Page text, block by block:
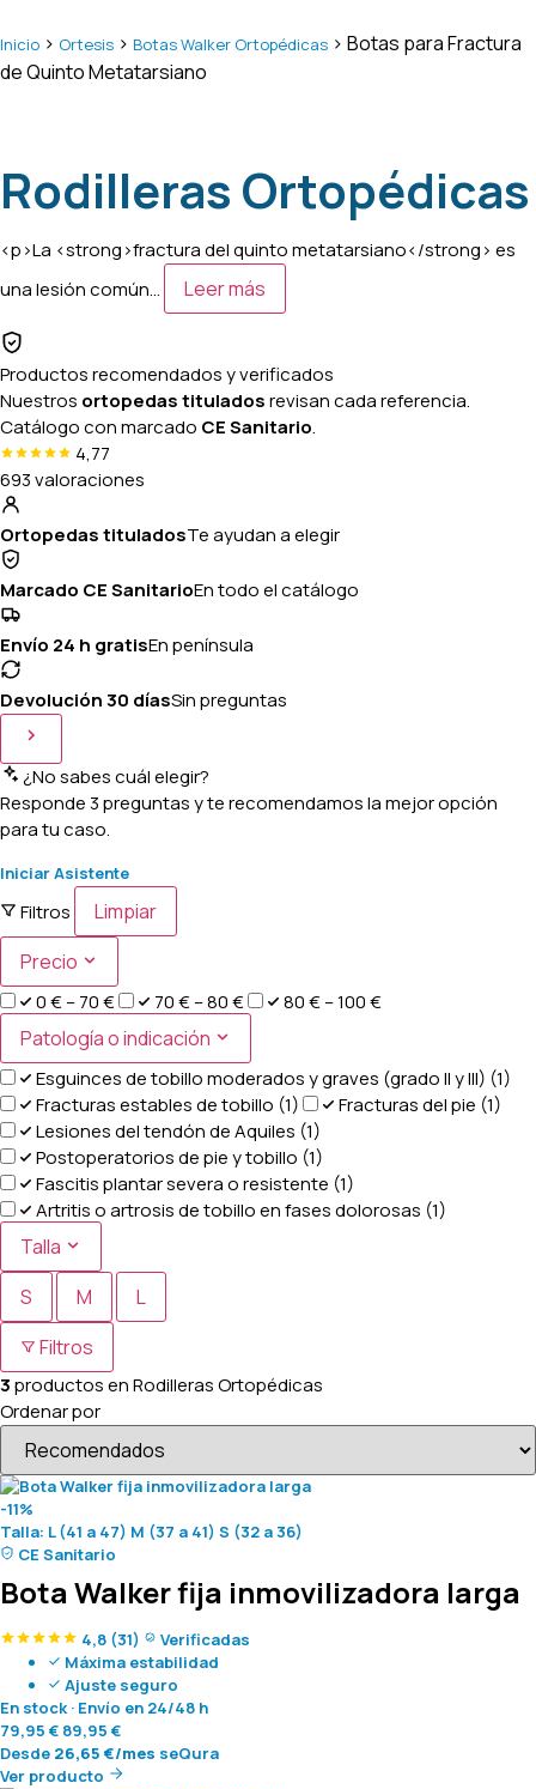
Inicio > Ortesis > Botas Walker Ortopédicas > Botas para Fractura
de Quinto Metatarsiano
Rodilleras Ortopédicas
<p>La <strong>fractura del quinto metatarsiano</strong> es
una lesión común…
Leer más
Productos recomendados y verificados
Nuestros ortopedas tituladosrevisan cada referencia.
Catálogo con marcado CE Sanitario.
4,77
693 valoraciones
Ortopedas tituladosTe ayudan a elegir
Marcado CE SanitarioEn todo el catálogo
Envío 24 h gratisEn península
Devolución 30 díasSin preguntas
¿No sabes cuál elegir?
Responde 3 preguntas y te recomendamos la mejor opción
para tu caso.
Iniciar Asistente
Filtros
Limpiar
Precio
0 € – 70 € 70 € – 80 € 80 € – 100 €
Patología o indicación
Esguinces de tobillo moderados y graves (grado II y III) (1)
Fracturas estables de tobillo (1) Fracturas del pie (1)
Lesiones del tendón de Aquiles (1)
Postoperatorios de pie y tobillo (1)
Fascitis plantar severa o resistente (1)
Artritis o artrosis de tobillo en fases dolorosas (1)
Talla
S
M
L
Filtros
3productos enRodilleras Ortopédicas
Ordenar por
-11%
Talla: L (41 a 47) M (37 a 41) S (32 a 36)
CE Sanitario
Bota Walker fija inmovilizadora larga
4,8 (31)
Verificadas
Máxima estabilidad
Ajuste seguro
En stock · Envío en 24/48 h
79,95 € 89,95 €
Desde 26,65 €/mes seQura
Ver producto